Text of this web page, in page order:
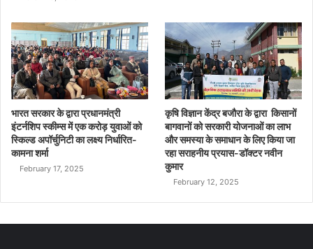
भारत सरकार के द्वारा प्रधानमंत्री
इंटर्नशिप स्कीम्स में एक करोड़ युवाओं को
स्किल्ड अपॉर्चुनिटी का लक्ष्य निर्धारित-
कामना शर्मा
February 17, 2025
कृषि विज्ञान केंद्र बजौरा के द्वारा किसानों
बागवानों को सरकारी योजनाओं का लाभ
और समस्या के समाधान के लिए किया जा
रहा सराहनीय प्रयास-डॉक्टर नवीन
कुमार
February 12, 2025